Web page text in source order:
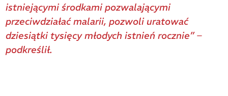
istniejącymi środkami pozwalającymi
przeciwdziałać malarii, pozwoli uratować
dziesiątki tysięcy młodych istnień rocznie” –
podkreślił.